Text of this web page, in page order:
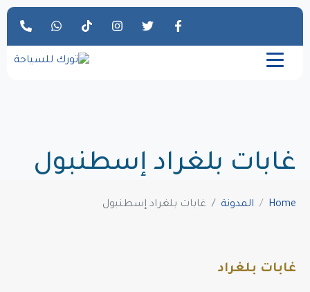
غابات بلغراد إسطنبول
Home المدونة غابات بلغراد إسطنبول
غابات بلغراد